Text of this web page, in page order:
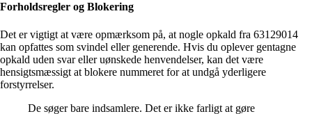
Forholdsregler og Blokering
Det er vigtigt at være opmærksom på, at nogle opkald fra 63129014
kan opfattes som svindel eller generende. Hvis du oplever gentagne
opkald uden svar eller uønskede henvendelser, kan det være
hensigtsmæssigt at blokere nummeret for at undgå yderligere
forstyrrelser.
De søger bare indsamlere. Det er ikke farligt at gøre